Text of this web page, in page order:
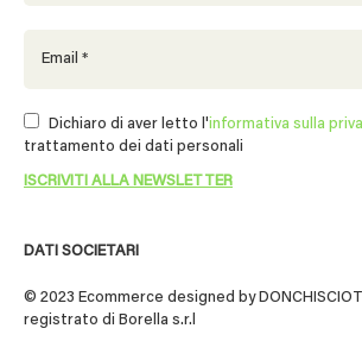
DATI SOCIETARI
© 2023 Ecommerce designed by
registrato di Borella s.r.l
Dichiaro di aver letto l'informativa sulla
trattamento dei dati personali